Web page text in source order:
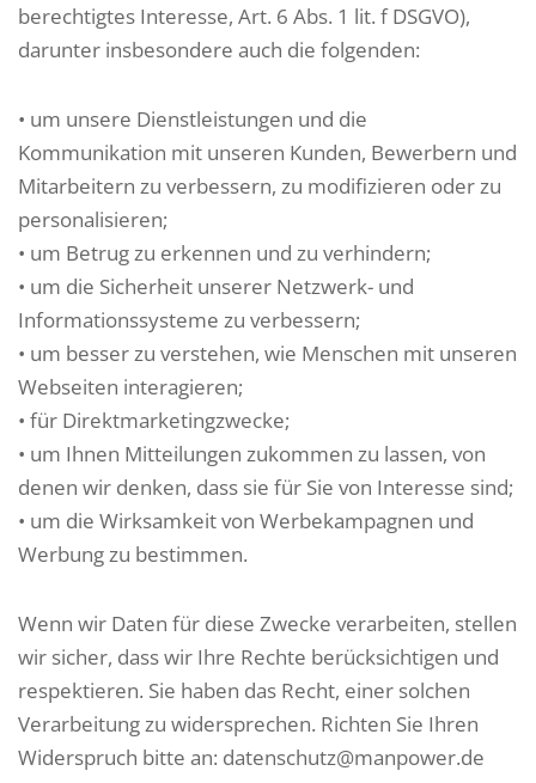
berechtigtes Interesse, Art. 6 Abs. 1 lit. f DSGVO),
darunter insbesondere auch die folgenden:
• um unsere Dienstleistungen und die
Kommunikation mit unseren Kunden, Bewerbern und
Mitarbeitern zu verbessern, zu modifizieren oder zu
personalisieren;
• um Betrug zu erkennen und zu verhindern;
• um die Sicherheit unserer Netzwerk- und
Informationssysteme zu verbessern;
• um besser zu verstehen, wie Menschen mit unseren
Webseiten interagieren;
• für Direktmarketingzwecke;
• um Ihnen Mitteilungen zukommen zu lassen, von
denen wir denken, dass sie für Sie von Interesse sind;
• um die Wirksamkeit von Werbekampagnen und
Werbung zu bestimmen.
Wenn wir Daten für diese Zwecke verarbeiten, stellen
wir sicher, dass wir Ihre Rechte berücksichtigen und
respektieren. Sie haben das Recht, einer solchen
Verarbeitung zu widersprechen. Richten Sie Ihren
Widerspruch bitte an: datenschutz@manpower.de